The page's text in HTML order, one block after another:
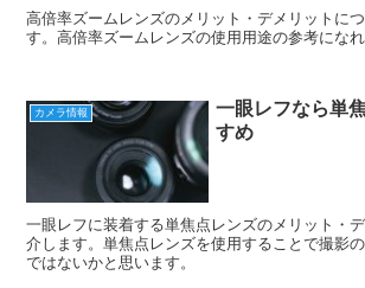
高倍率ズームレンズのメリット・デメリットに
す。高倍率ズームレンズの使用用途の参考になれ
カメラ情報
一眼レフなら単
すめ
一眼レフに装着する単焦点レンズのメリット・
介します。単焦点レンズを使用することで撮影
ではないかと思います。